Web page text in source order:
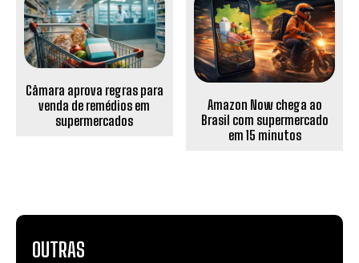
Câmara aprova regras para
venda de remédios em
supermercados
Amazon Now chega ao
Brasil com supermercado
em 15 minutos
OUTRAS